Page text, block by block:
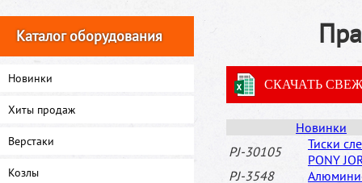
Каталог оборудования
Новинки
Хиты продаж
Верстаки
Козлы
СКАЧАТЬ
Новинки
PJ-30105
Тиски
PONY
PJ-3548